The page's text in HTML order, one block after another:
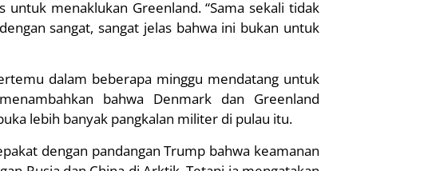
menaklukan Greenland. “Sama sekali tidak
sangat, sangat jelas bahwa ini bukan untuk
dalam beberapa minggu mendatang untuk
bahwa Denmark dan Greenland
lebih banyak pangkalan militer di pulau itu.
dengan pandangan Trump bahwa keamanan